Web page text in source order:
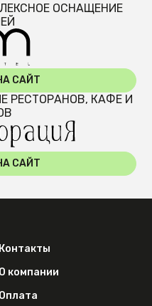
ОСНАЩЕНИЕ
САЙТ
РЕСТОРАНОВ, КАФЕ И
САЙТ
Контакты
О компании
Оплата